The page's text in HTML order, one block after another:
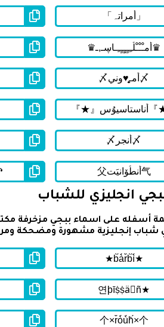
انجليزي للشباب
شباب إنجليزية مشهورة ومضحكة